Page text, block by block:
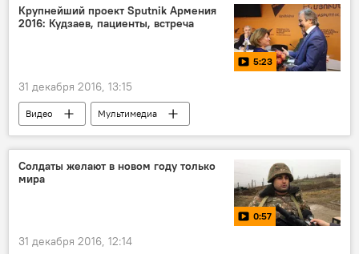
Крупнейший проект Sputnik Армения
2016: Кудзаев, пациенты, встреча
5:23
31 декабря 2016, 13:15
Видео
Мультимедиа
Доктор Кудзаев в Армении: 28 лет спустя
Спитакское землетрясение 1988 года
Солдаты желают в новом году только
мира
0:57
31 декабря 2016, 12:14